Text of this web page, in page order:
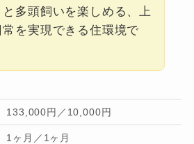
多頭飼いを楽しめる、上
常を実現できる住環境で
133,000円／10,000円
1ヶ月／1ヶ月